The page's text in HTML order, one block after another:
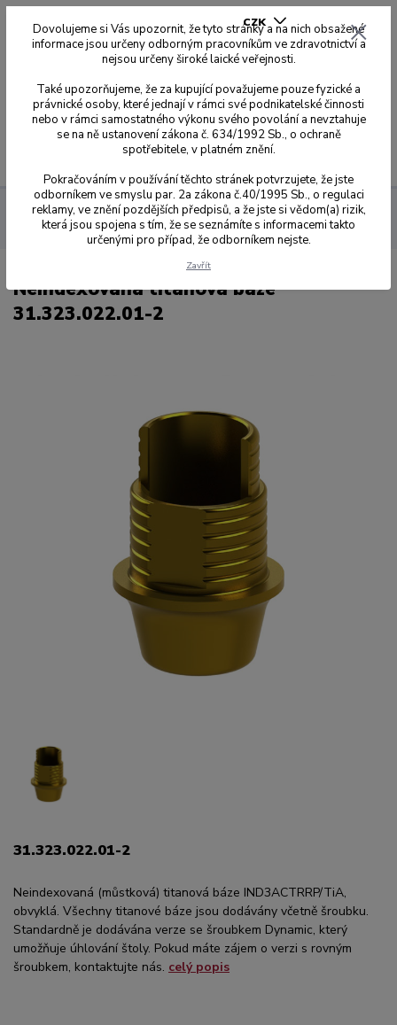
CZK
0,00 Kč
Dynamic Abutment Solution
Přehled kompatibilit dle kódů
022
Neindexovaná titanová báze 31.323.022.01-2
Neindexovaná titanová báze
31.323.022.01-2
31.323.022.01-2
Neindexovaná (můstková) titanová báze IND3ACTRRP/TiA,
obvyklá. Všechny titanové báze jsou dodávány včetně šroubku.
Standardně je dodávána verze se šroubkem Dynamic, který
umožňuje úhlování štoly. Pokud máte zájem o verzi s rovným
šroubkem, kontaktujte nás. celý popis
Dovolujeme si Vás upozornit, že tyto stránky a na nich obsažené
informace jsou určeny odborným pracovníkům ve zdravotnictví a
nejsou určeny široké laické veřejnosti.
Také upozorňujeme, že za kupující považujeme pouze fyzické a
právnické osoby, které jednají v rámci své podnikatelské činnosti
nebo v rámci samostatného výkonu svého povolání a nevztahuje
se na ně ustanovení zákona č. 634/1992 Sb., o ochraně
spotřebitele, v platném znění.
Pokračováním v používání těchto stránek potvrzujete, že jste
odborníkem ve smyslu par. 2a zákona č.40/1995 Sb., o regulaci
reklamy, ve znění pozdějších předpisů, a že jste si vědom(a) rizik,
která jsou spojena s tím, že se seznámíte s informacemi takto
určenými pro případ, že odborníkem nejste.
Zavřít